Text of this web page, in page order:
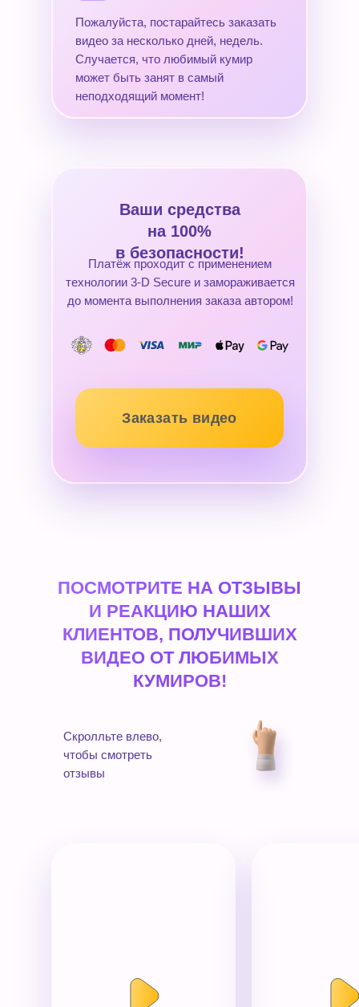
Пожалуйста, постарайтесь заказать
видео за несколько дней, недель.
Случается, что любимый кумир
может быть занят в самый
неподходящий момент!
Платёж проходит с применением
технологии 3-D Secure и замораживается
до момента выполнения заказа автором!
Ваши средства
на 100%
в безопасности!
Заказать видео
ПОСМОТРИТЕ НА ОТЗЫВЫ
И РЕАКЦИЮ НАШИХ
КЛИЕНТОВ, ПОЛУЧИВШИХ
ВИДЕО ОТ ЛЮБИМЫХ
КУМИРОВ!
Скролльте влево,
чтобы смотреть
отзывы